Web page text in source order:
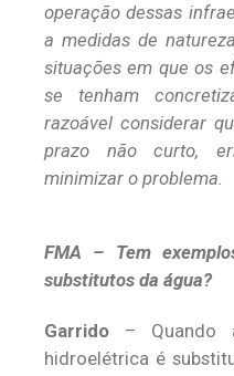
operação dessas
a medidas de
situações em que os
se tenham
razoável considerar
prazo não curto,
minimizar o problema.
FMA – Tem
substitutos da água?
Garrido – Quando
hidroelétrica é